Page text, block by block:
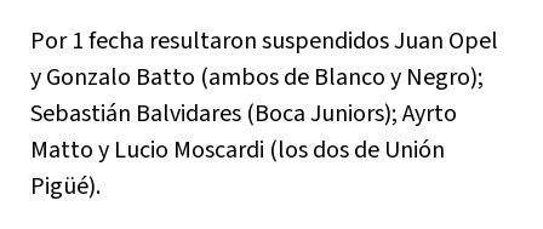
Por 1 fecha resultaron suspendidos Juan Opel
y Gonzalo Batto (ambos de Blanco y Negro);
Sebastián Balvidares (Boca Juniors); Ayrto
Matto y Lucio Moscardi (los dos de Unión
Pigüé).